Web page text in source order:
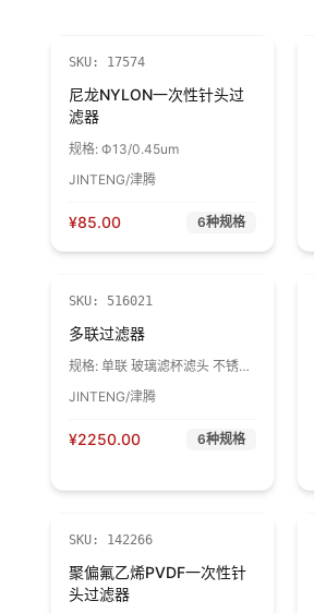
SKU: 17574
尼龙NYLON一次性针头过
滤器
规格: Ф13/0.45um
JINTENG/津腾
¥85.00 6种规格
SKU: 516021
多联过滤器
规格: 单联 玻璃滤杯滤头 不锈钢
JINTENG/津腾
¥2250.00 6种规格
SKU: 142266
聚偏氟乙烯PVDF一次性针
头过滤器